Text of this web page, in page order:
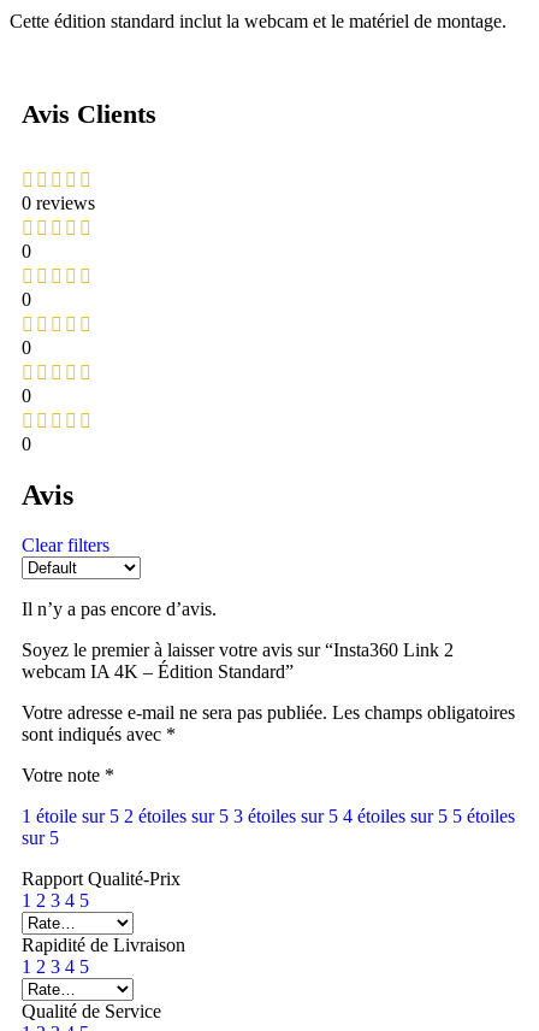
Cette édition standard inclut la webcam et le matériel de montage.
Avis Clients
0 reviews
0
0
0
0
0
Avis
Clear filters
Il n’y a pas encore d’avis.
Soyez le premier à laisser votre avis sur “Insta360 Link 2
webcam IA 4K – Édition Standard”
Votre adresse e-mail ne sera pas publiée. Les champs obligatoires
sont indiqués avec *
Votre note *
1 étoile sur 5 2 étoiles sur 5 3 étoiles sur 5 4 étoiles sur 5 5 étoiles
sur 5
Rapport Qualité-Prix
1 2 3 4 5
Rapidité de Livraison
1 2 3 4 5
Qualité de Service